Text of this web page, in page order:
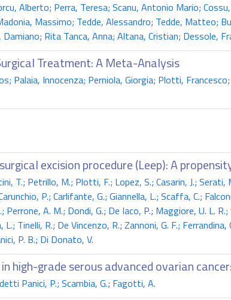
Alberto; Perra, Teresa; Scanu, Antonio Mario;
Massimo; Tedde, Alessandro; Tedde, Matteo;
Rita Tanca, Anna; Altana, Cristian; Dessole,
Treatment: A Meta-Analysis
Innocenza; Perniola, Giorgia; Plotti,
excision procedure (Leep): A
T.; Petrillo, M.; Plotti, F.; Lopez, S.; Casarin, J.; Serati,
P.; Carlifante, G.; Giannella, L.; Scaffa, C.;
A. M.; Dondi, G.; De Iaco, P.; Maggiore, U. L.
Tinelli, R.; De Vincenzo, R.; Zannoni, G. F.;
P. B.; Di Donato, V.
high-grade serous advanced ovarian
Panici, P.; Scambia, G.; Fagotti, A.